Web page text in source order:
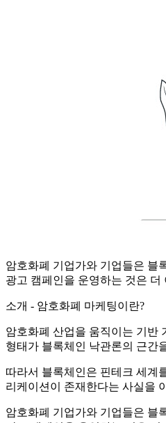
암호화폐 기업가와 기업들은 블
광고 캠페인을 운영하는 것은
소개 - 암호화폐 마케팅이란?
암호화폐 산업을 움직이는 기반
형태가 블록체인 낙관론의 근간
따라서 블록체인은 핀테크 세계
리케이션이 존재한다는 사실을
암호화폐 기업가와 기업들은 블